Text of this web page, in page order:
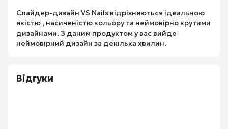
Слайдер-дизайн VS Nails відрізняються ідеальною
якістю , насиченістю кольору та неймовірно крутими
дизайнами. З даним продуктом у вас вийде
неймовірний дизайн за декілька хвилин.
Відгуки